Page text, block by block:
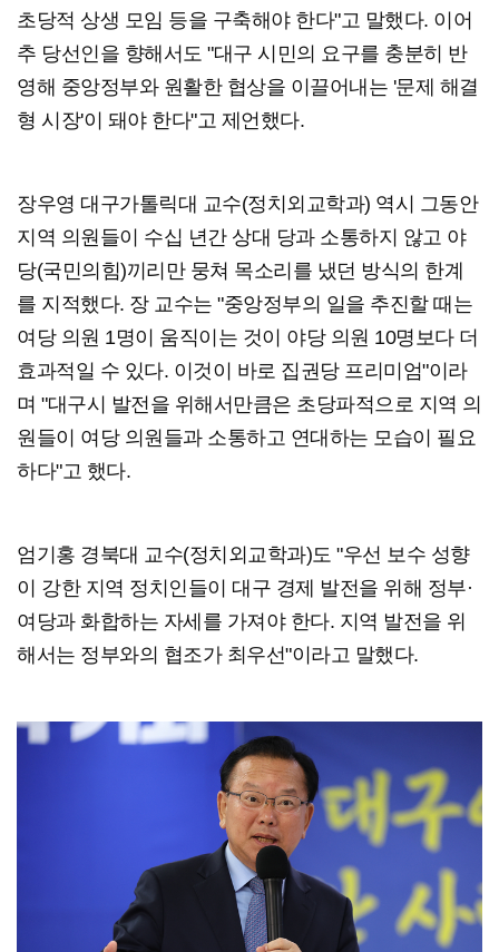
초당적 상생 모임 등을 구축해야 한다"고 말했다. 이어
추 당선인을 향해서도 "대구 시민의 요구를 충분히 반
영해 중앙정부와 원활한 협상을 이끌어내는 '문제 해결
형 시장'이 돼야 한다"고 제언했다.
장우영 대구가톨릭대 교수(정치외교학과) 역시 그동안
지역 의원들이 수십 년간 상대 당과 소통하지 않고 야
당(국민의힘)끼리만 뭉쳐 목소리를 냈던 방식의 한계
를 지적했다. 장 교수는 "중앙정부의 일을 추진할 때는
여당 의원 1명이 움직이는 것이 야당 의원 10명보다 더
효과적일 수 있다. 이것이 바로 집권당 프리미엄"이라
며 "대구시 발전을 위해서만큼은 초당파적으로 지역 의
원들이 여당 의원들과 소통하고 연대하는 모습이 필요
하다"고 했다.
엄기홍 경북대 교수(정치외교학과)도 "우선 보수 성향
이 강한 지역 정치인들이 대구 경제 발전을 위해 정부·
여당과 화합하는 자세를 가져야 한다. 지역 발전을 위
해서는 정부와의 협조가 최우선"이라고 말했다.